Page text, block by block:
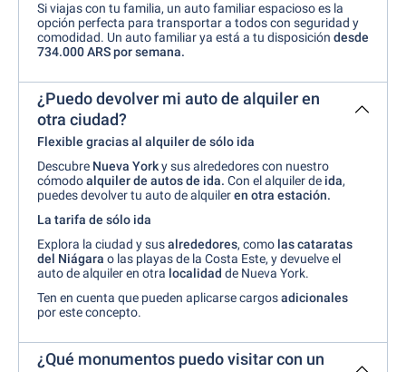
Si viajas con tu familia, un auto familiar espaciosoes la
opción perfecta para transportar a todos con seguridad y
comodidad. Un auto familiar ya está a tu disposición desde
734.000 ARS por semana.
¿Puedo devolver mi auto de alquiler en
otra ciudad?
Flexible gracias al alquiler de sólo ida
Descubre Nueva Yorky sus alrededores con nuestro
cómodoalquiler de autos de ida. Con el alquiler de ida,
puedes devolver tu auto de alquileren otra estación.
La tarifa de sólo ida
Explora la ciudad y susalrededores, como las cataratas
del Niágara o las playas de la Costa Este, y devuelve el
auto de alquiler en otra localidad de Nueva York.
Ten en cuenta que pueden aplicarse cargosadicionales
por este concepto.
¿Qué monumentos puedo visitar con un